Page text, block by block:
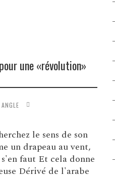
une «révolution»
le sens de son
un drapeau au vent,
faut Et cela donne
Dérivé de l'arabe